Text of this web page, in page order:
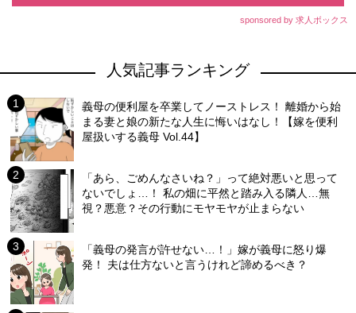
sponsored by 求人ボックス
人気記事ランキング
義母の便利屋を卒業してノーストレス！ 離婚から始
まる妻と娘の新たな人生に悔いはなし！【嫁を便利
屋扱いする義母 Vol.44】
「あら、ごめんなさいね？」って絶対悪いと思って
ないでしょ…！ 私の畑に平然と踏み入る隣人…無
視？悪意？その行動にモヤモヤが止まらない
「義母の発言が許せない…！」嫁が義母に怒り爆
発！ 夫は仕方ないと言うけれど諦めるべき？